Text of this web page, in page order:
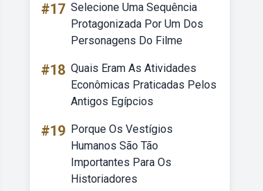
#17 Selecione Uma Sequência
Protagonizada Por Um Dos
Personagens Do Filme
#18 Quais Eram As Atividades
Econômicas Praticadas Pelos
Antigos Egípcios
#19 Porque Os Vestígios
Humanos São Tão
Importantes Para Os
Historiadores